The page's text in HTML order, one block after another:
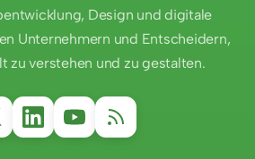
Design und digitale
Unternehmern und Entscheidern,
zu verstehen und zu gestalten.